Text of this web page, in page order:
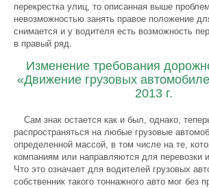
перекрестка улиц, то описанная выше
невозможностью занять правое положение
снимается и у водителя есть возможность
в правый ряд.
Изменение требования
«Движение грузовых
2013 г.
Сам знак остается как и был, однако,
распространяться на любые грузовые
определенной массой, в том числе на те,
компаниям или направляются для перевозки
Что это означает для водителей грузовых
собственник такого тоннажного авто мог без